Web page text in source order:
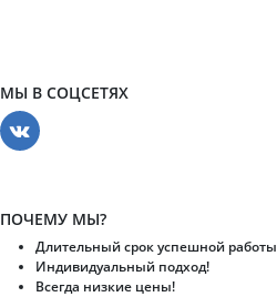
МЫ В СОЦСЕТЯХ
ПОЧЕМУ МЫ?
Длительный срок успешной работы
Индивидуальный подход!
Всегда низкие цены!